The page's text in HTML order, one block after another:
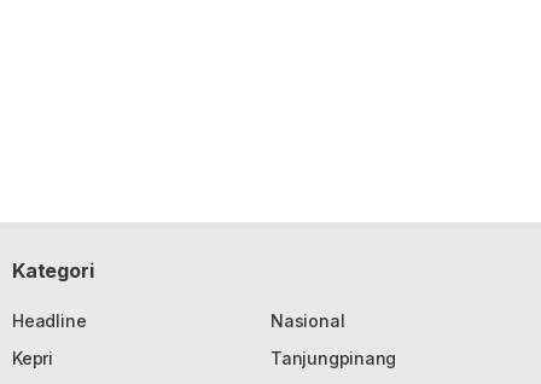
Kategori
Headline
Nasional
Kepri
Tanjungpinang